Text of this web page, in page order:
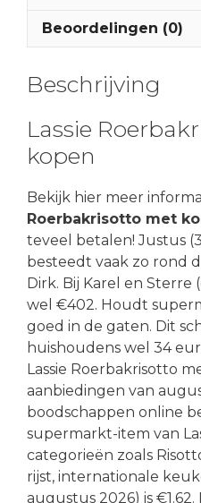
Beoordelingen (0)
Beschrijving
Lassie
kopen
Bekijk hier meer
Roerbakrisotto met
teveel betalen! Justus
besteedt vaak zo rond
Dirk. Bij Karel en Sterre
wel €402. Houdt
goed in de gaten. Dit
huishoudens wel 34
Lassie Roerbakrisotto
aanbiedingen van
boodschappen online
supermarkt-item van
categorieën zoals
rijst, internationale
augustus 2026) is